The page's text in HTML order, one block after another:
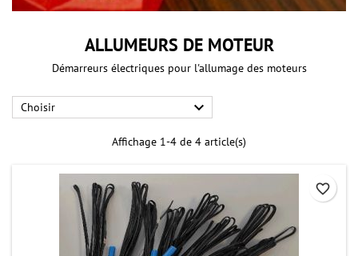
ALLUMEURS DE MOTEUR
Démarreurs électriques pour l'allumage des moteurs
Choisir 
Affichage 1-4 de 4 article(s)
favorite_border